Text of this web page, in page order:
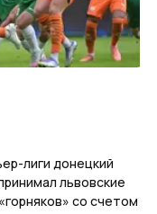
лиги донецкий
львовские
со счетом